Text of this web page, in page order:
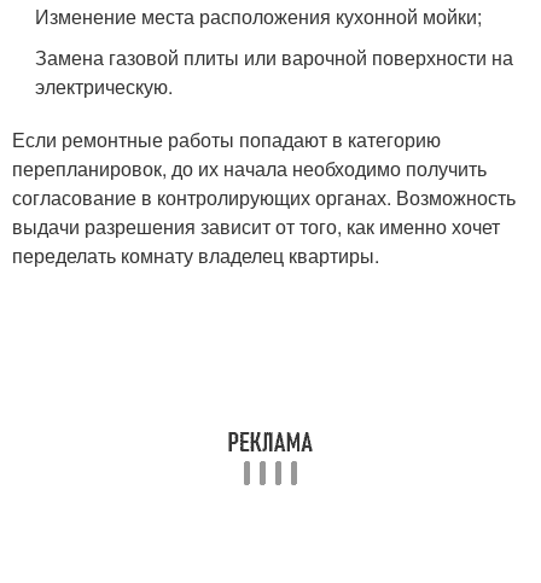
Изменение места расположения кухонной мойки;
Замена газовой плиты или варочной поверхности на
электрическую.
Если ремонтные работы попадают в категорию
перепланировок, до их начала необходимо получить
согласование в контролирующих органах. Возможность
выдачи разрешения зависит от того, как именно хочет
переделать комнату владелец квартиры.